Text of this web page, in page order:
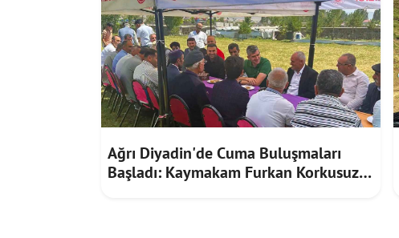
Ağrı Diyadin'de Cuma Buluşmaları
Başladı: Kaymakam Furkan Korkusuz